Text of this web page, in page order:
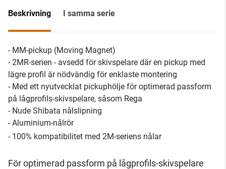
Beskrivning I samma serie
- MM-pickup (Moving Magnet)
- 2MR-serien - avsedd för skivspelare där en pickup med
lägre profil är nödvändig för enklaste montering
- Med ett nyutvecklat pickuphölje för optimerad passform
på lågprofils-skivspelare, såsom Rega
- Nude Shibata nålslipning
- Aluminium-nålrör
- 100% kompatibilitet med 2M-seriens nålar
För optimerad passform på lågprofils-skivspelare